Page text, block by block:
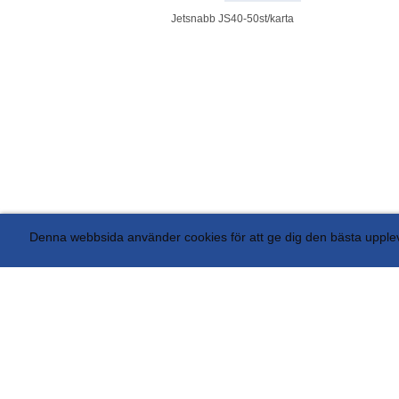
Denna webbsida använder cookies för att ge dig den bästa
Jetsnabb JS40-50st/karta